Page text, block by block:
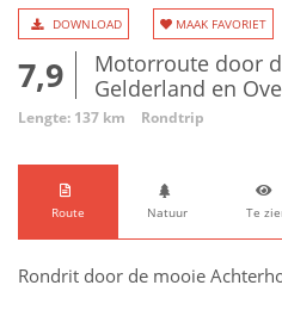
DOWNLOAD MAAK FAVORIET
7,9
Motorroute door
Gelderland en
Lengte: 137 km Rondtrip
Route Natuur Te
Rondrit door de mooie